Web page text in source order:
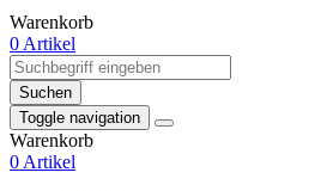
Warenkorb
0 Artikel
Suchen
Toggle navigation
Warenkorb
0 Artikel